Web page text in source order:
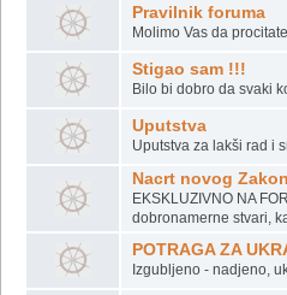
Pravilnik foruma
Molimo Vas da
Stigao sam !!!
Bilo bi dobro da svaki
Uputstva
Uputstva za lakši rad i
Nacrt novog
EKSKLUZIVNO NA
dobronamerne stvari,
POTRAGA ZA
Izgubljeno - nadjeno,